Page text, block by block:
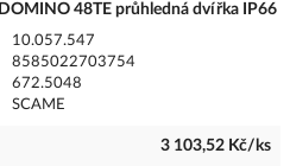
48TE průhledná dvířka IP66
10.057.547
8585022703754
672.5048
SCAME
3 103,52 Kč/ks